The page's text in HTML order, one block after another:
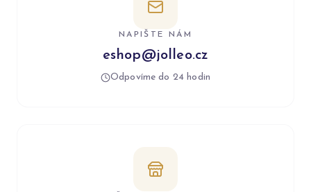
NAPIŠTE NÁM
eshop@jolleo.cz
Odpovíme do 24 hodin